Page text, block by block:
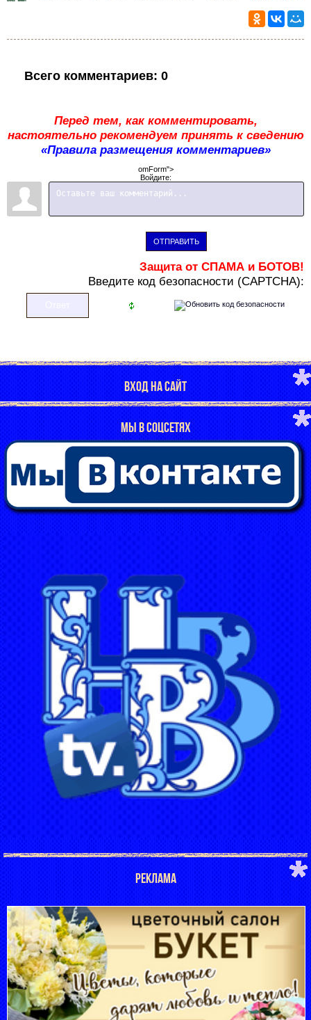
Всего комментариев: 0
Перед тем, как комментировать,
настоятельно рекомендуем принять к сведению
«Правила размещения комментариев»
omForm">
Войдите:
ОТПРАВИТЬ
Защита от СПАМА и БОТОВ!
Введите код безопасности (CAPTCHA):
ВХОД НА САЙТ
МЫ В СОЦСЕТЯХ
РЕКЛАМА